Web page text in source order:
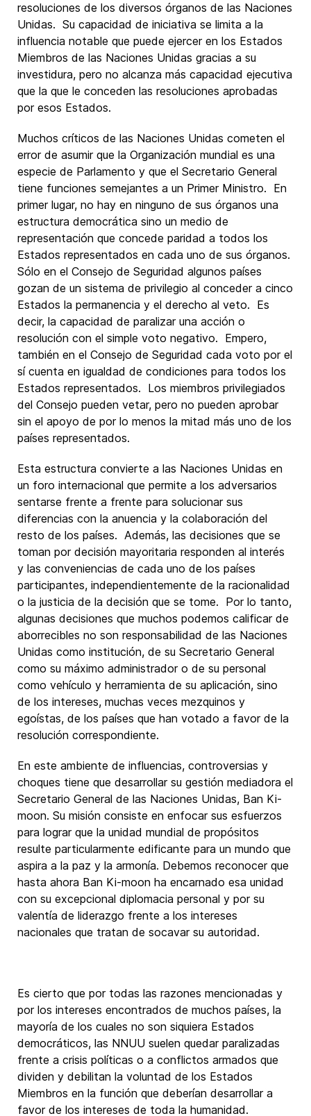
resoluciones de los diversos órganos de las Naciones
Unidas. Su capacidad de iniciativa se limita a la
influencia notable que puede ejercer en los Estados
Miembros de las Naciones Unidas gracias a su
investidura, pero no alcanza más capacidad ejecutiva
que la que le conceden las resoluciones aprobadas
por esos Estados.
Muchos críticos de las Naciones Unidas cometen el
error de asumir que la Organización mundial es una
especie de Parlamento y que el Secretario General
tiene funciones semejantes a un Primer Ministro. En
primer lugar, no hay en ninguno de sus órganos una
estructura democrática sino un medio de
representación que concede paridad a todos los
Estados representados en cada uno de sus órganos.
Sólo en el Consejo de Seguridad algunos países
gozan de un sistema de privilegio al conceder a cinco
Estados la permanencia y el derecho al veto. Es
decir, la capacidad de paralizar una acción o
resolución con el simple voto negativo. Empero,
también en el Consejo de Seguridad cada voto por el
sí cuenta en igualdad de condiciones para todos los
Estados representados. Los miembros privilegiados
del Consejo pueden vetar, pero no pueden aprobar
sin el apoyo de por lo menos la mitad más uno de los
países representados.
Esta estructura convierte a las Naciones Unidas en
un foro internacional que permite a los adversarios
sentarse frente a frente para solucionar sus
diferencias con la anuencia y la colaboración del
resto de los países. Además, las decisiones que se
toman por decisión mayoritaria responden al interés
y las conveniencias de cada uno de los países
participantes, independientemente de la racionalidad
o la justicia de la decisión que se tome. Por lo tanto,
algunas decisiones que muchos podemos calificar de
aborrecibles no son responsabilidad de las Naciones
Unidas como institución, de su Secretario General
como su máximo administrador o de su personal
como vehículo y herramienta de su aplicación, sino
de los intereses, muchas veces mezquinos y
egoístas, de los países que han votado a favor de la
resolución correspondiente.
En este ambiente de influencias, controversias y
choques tiene que desarrollar su gestión mediadora el
Secretario General de las Naciones Unidas, Ban Ki-
moon. Su misión consiste en enfocar sus esfuerzos
para lograr que la unidad mundial de propósitos
resulte particularmente edificante para un mundo que
aspira a la paz y la armonía. Debemos reconocer que
hasta ahora Ban Ki-moon ha encarnado esa unidad
con su excepcional diplomacia personal y por su
valentía de liderazgo frente a los intereses
nacionales que tratan de socavar su autoridad.
Es cierto que por todas las razones mencionadas y
por los intereses encontrados de muchos países, la
mayoría de los cuales no son siquiera Estados
democráticos, las NNUU suelen quedar paralizadas
frente a crisis políticas o a conflictos armados que
dividen y debilitan la voluntad de los Estados
Miembros en la función que deberían desarrollar a
favor de los intereses de toda la humanidad.